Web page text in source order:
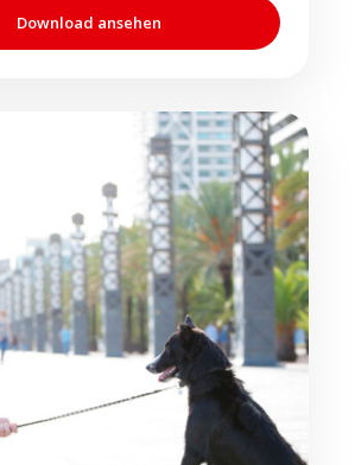
Download ansehen